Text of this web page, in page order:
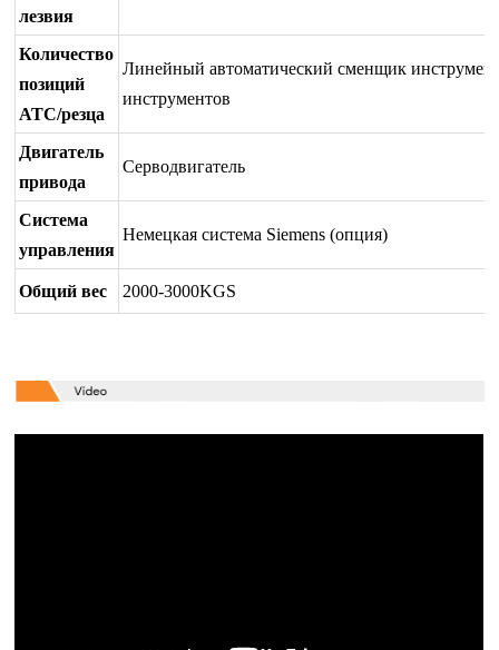
лезвия
Количество
позиций
ATC/резца
Линейный автоматический сменщик
инструментов
Двигатель
привода
Серводвигатель
Система
управления
Немецкая система Siemens (опция)
Общий вес 2000-3000KGS